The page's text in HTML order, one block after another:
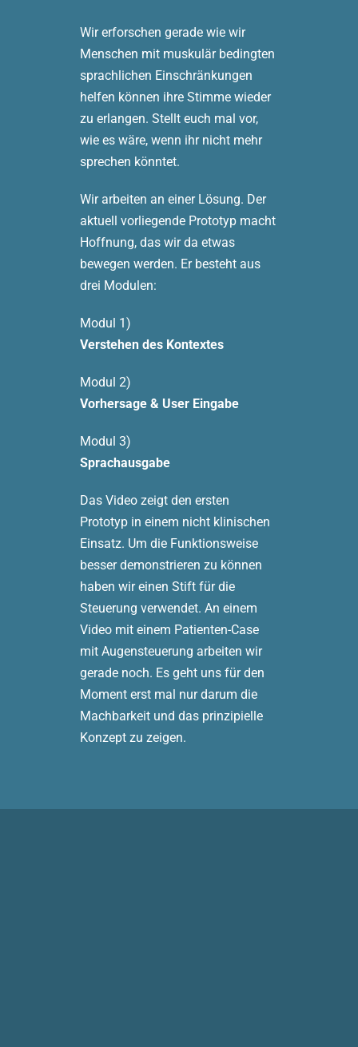
Wir erforschen gerade wie wir
Menschen mit muskulär bedingten
sprachlichen Einschränkungen
helfen können ihre Stimme wieder
zu erlangen. Stellt euch mal vor,
wie es wäre, wenn ihr nicht mehr
sprechen könntet.
Wir arbeiten an einer Lösung. Der
aktuell vorliegende Prototyp macht
Hoffnung, das wir da etwas
bewegen werden. Er besteht aus
drei Modulen:
Modul 1)
Verstehen des Kontextes
Modul 2)
Vorhersage & User Eingabe
Modul 3)
Sprachausgabe
Das Video zeigt den ersten
Prototyp in einem nicht klinischen
Einsatz. Um die Funktionsweise
besser demonstrieren zu können
haben wir einen Stift für die
Steuerung verwendet. An einem
Video mit einem Patienten-Case
mit Augensteuerung arbeiten wir
gerade noch. Es geht uns für den
Moment erst mal nur darum die
Machbarkeit und das prinzipielle
Konzept zu zeigen.